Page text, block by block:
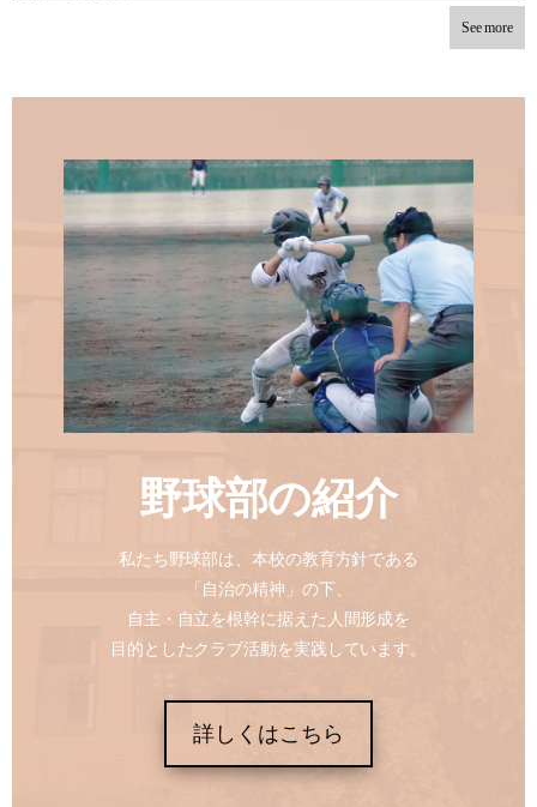
See more
野球部の紹介
私たち野球部は、本校の教育方針である
「自治の精神」の下、
自主・自立を根幹に据えた人間形成を
目的としたクラブ活動を実践しています。
詳しくはこちら